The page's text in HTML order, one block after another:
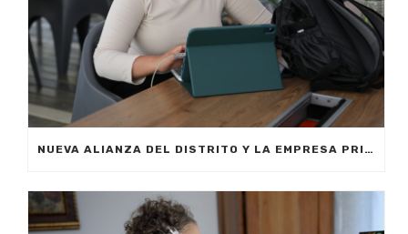
NUEVA ALIANZA DEL DISTRITO Y LA EMPRESA PRIVADA PERMITIRÁ FORMAR A CIUDADANOS DE MEDELLÍN EN INTELIGENCIA ARTIFICIAL APLICADA A LOS NEGOCIOS